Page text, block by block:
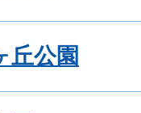
丘公園